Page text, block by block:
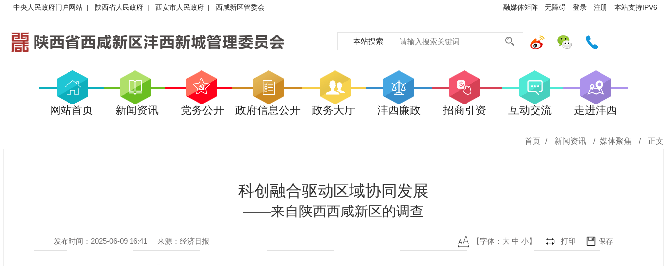
融媒体矩阵 无障碍 登录 注册 本站支持IPV6
中央人民政府门户网站 | 陕西省人民政府 | 西安市人民政府 | 西咸新区管委会
本站搜索
网站首页 新闻资讯 党务公开 政府信息公开 政务大厅 沣西廉政 招商引资 互动交流 走进沣西
首页 / 新闻资讯 / 媒体聚焦 / 正文
科创融合驱动区域协同发展
——来自陕西西咸新区的调查
发布时间：2025-06-09 16:41 来源：经济日报 【字体： 大 中 小】 打印 保存